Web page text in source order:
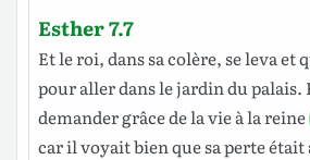
Esther 7.7
Et leroi, dans sacolère, selevaet
pour aller dans lejardindupalais.
demandergrâce de lavieà lareine
car ilvoyaitbien que saperteétait